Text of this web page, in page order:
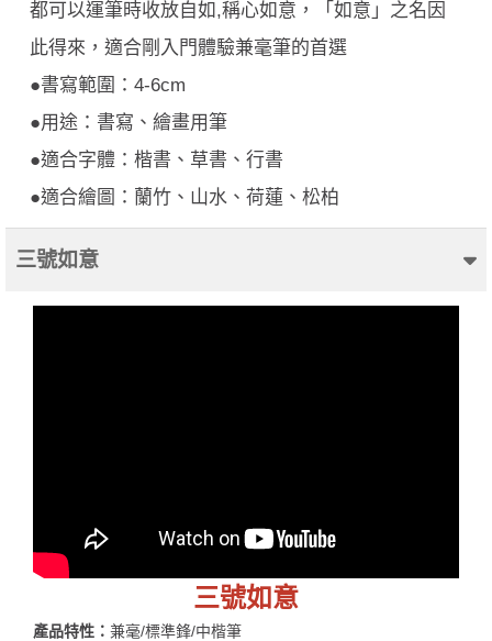
都可以運筆時收放自如,稱心如意，「如意」之名因
此得來，適合剛入門體驗兼毫筆的首選
●書寫範圍：4-6cm
●用途：書寫、繪畫用筆
●適合字體：楷書、草書、行書
●適合繪圖：蘭竹、山水、荷蓮、松柏
三號如意
三號如意
產品特性： 兼毫/標準鋒/中楷筆